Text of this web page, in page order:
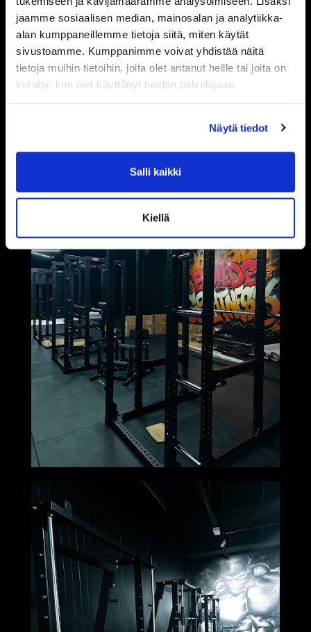
jaamme sosiaalisen median, mainosalan ja analytiikka-
alan kumppaneillemme tietoja siitä, miten käytät
sivustoamme. Kumppanimme voivat yhdistää näitä
tietoja muihin tietoihin, joita olet antanut heille tai joita on
kerätty, kun olet käyttänyt heidän palvelujaan.
Näytä tiedot
Salli kaikki
Kiellä